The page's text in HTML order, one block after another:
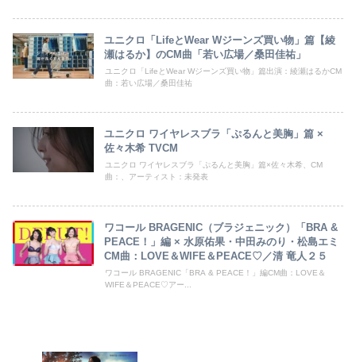
ユニクロ「LifeとWear Wジーンズ買い物」篇【綾
瀬はるか】のCM曲「若い広場／桑田佳祐」
ユニクロ「LifeとWear Wジーンズ買い物」篇出演：綾瀬はるかCM
曲：若い広場／桑田佳祐
ユニクロ ワイヤレスブラ「ぷるんと美胸」篇 ×
佐々木希 TVCM
ユニクロ ワイヤレスブラ「ぷるんと美胸」篇×佐々木希、CM
曲：、アーティスト：未発表
ワコール BRAGENIC（ブラジェニック）「BRA &
PEACE！」編 × 水原佑果・中田みのり・松島エミ
CM曲：LOVE＆WIFE＆PEACE♡／清 竜人２５
ワコール BRAGENIC「BRA & PEACE！」編CM曲：LOVE＆
WIFE＆PEACE♡アー...